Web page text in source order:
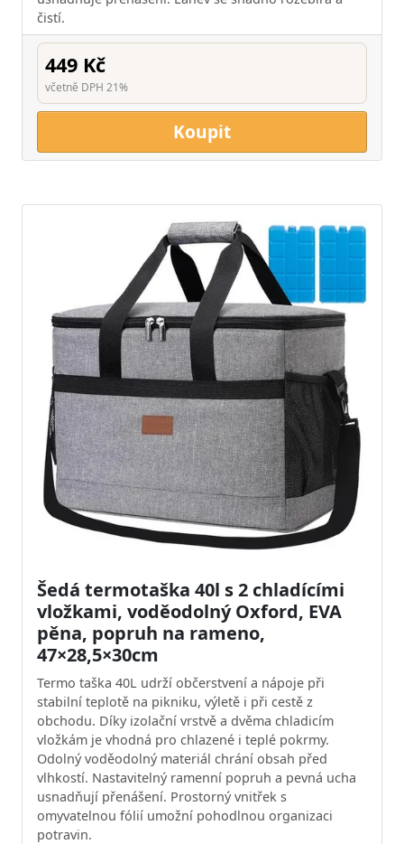
čistí.
449 Kč
včetně DPH 21%
Koupit
Šedá termotaška 40l s 2 chladícími
vložkami, voděodolný Oxford, EVA
pěna, popruh na rameno,
47×28,5×30cm
Termo taška 40L udrží občerstvení a nápoje při
stabilní teplotě na pikniku, výletě i při cestě z
obchodu. Díky izolační vrstvě a dvěma chladicím
vložkám je vhodná pro chlazené i teplé pokrmy.
Odolný voděodolný materiál chrání obsah před
vlhkostí. Nastavitelný ramenní popruh a pevná ucha
usnadňují přenášení. Prostorný vnitřek s
omyvatelnou fólií umožní pohodlnou organizaci
potravin.